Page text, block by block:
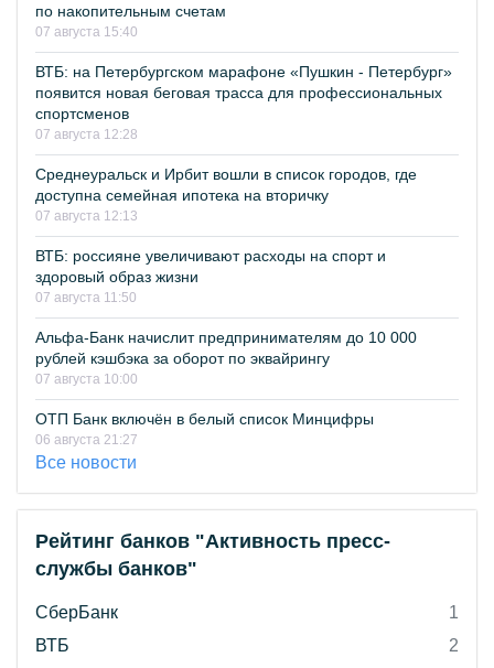
по накопительным счетам
07 августа 15:40
ВТБ: на Петербургском марафоне «Пушкин - Петербург»
появится новая беговая трасса для профессиональных
спортсменов
07 августа 12:28
Среднеуральск и Ирбит вошли в список городов, где
доступна семейная ипотека на вторичку
07 августа 12:13
ВТБ: россияне увеличивают расходы на спорт и
здоровый образ жизни
07 августа 11:50
Альфа-Банк начислит предпринимателям до 10 000
рублей кэшбэка за оборот по эквайрингу
07 августа 10:00
ОТП Банк включён в белый список Минцифры
06 августа 21:27
Все новости
Рейтинг банков "Активность пресс-
службы банков"
СберБанк
1
ВТБ
2